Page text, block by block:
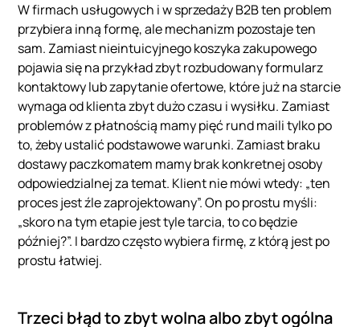
W firmach usługowych i w sprzedaży B2B ten problem
przybiera inną formę, ale mechanizm pozostaje ten
sam. Zamiast nieintuicyjnego koszyka zakupowego
pojawia się na przykład zbyt rozbudowany formularz
kontaktowy lub zapytanie ofertowe, które już na starcie
wymaga od klienta zbyt dużo czasu i wysiłku. Zamiast
problemów z płatnością mamy pięć rund maili tylko po
to, żeby ustalić podstawowe warunki. Zamiast braku
dostawy paczkomatem mamy brak konkretnej osoby
odpowiedzialnej za temat. Klient nie mówi wtedy: „ten
proces jest źle zaprojektowany”. On po prostu myśli:
„skoro na tym etapie jest tyle tarcia, to co będzie
później?”. I bardzo często wybiera firmę, z którą jest po
prostu łatwiej.
Trzeci błąd to zbyt wolna albo zbyt ogólna